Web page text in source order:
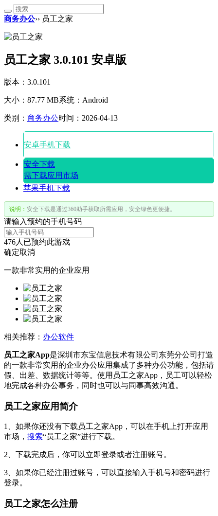
商务办公›› 员工之家
员工之家 3.0.101 安卓版
版本：3.0.101
大小：87.77 MB系统：Android
类别： 商务办公时间：2026-04-13
安卓手机下载
安全下载
需下载应用市场
苹果手机下载
说明： 安全下载是通过360助手获取所需应用，安全绿色更便捷。
请输入预约的手机号码
476人已预约此游戏
确定取消
一款非常实用的企业应用
相关推荐： 办公软件
员工之家App是深圳市东宝信息技术有限公司东莞分公司打造
的一款非常实用的企业办公应用集成了多种办公功能，包括请
假、出差、数据统计等等。使用员工之家App，员工可以轻松
地完成各种办公事务，同时也可以与同事高效沟通。
员工之家应用简介
1、如果你还没有下载员工之家App，可以在手机上打开应用
市场， 搜索“员工之家”进行下载。
2、下载完成后，你可以立即登录或者注册账号。
3、如果你已经注册过账号，可以直接输入手机号和密码进行
登录。
员工之家怎么注册